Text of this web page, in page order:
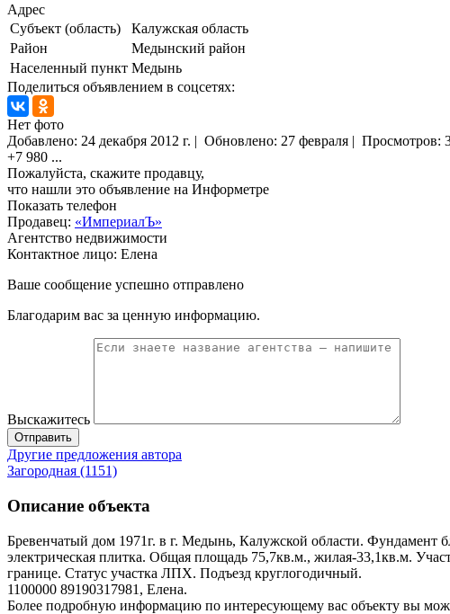
Адрес
Субъект (область)
Калужская область
Район
Медынский район
Населенный пункт Медынь
Поделиться объявлением в соцсетях:
Нет фото
Добавлено: 24 декабря 2012 г. | Обновлено: 27 февраля | Просмотров:
+7 980 ...
Пожалуйста, скажите продавцу,
что нашли это объявление на Информетре
Показать телефон
Продавец: «ИмпериалЪ»
Агентство недвижимости
Контактное лицо: Елена
Ваше сообщение успешно отправлено
Благодарим вас за ценную информацию.
Выскажитесь
Отправить
Другие предложения автора
Загородная (1151)
Описание объекта
Бревенчатый дом 1971г. в г. Медынь, Калужской области. Фундамент
электрическая плитка. Общая площадь 75,7кв.м., жилая-33,1кв.м.
границе. Статус участка ЛПХ. Подъезд круглогодичный.
1100000 89190317981, Елена.
Более подробную информацию по интересующему вас объекту вы